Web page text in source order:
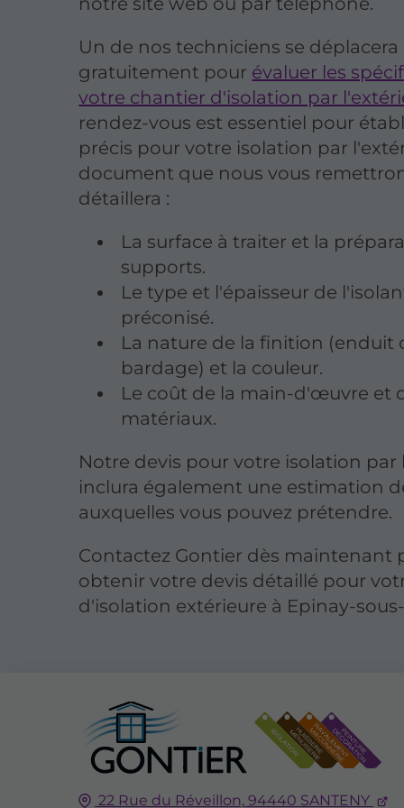
Un de nos techniciens se déplacera
gratuitement pour évaluer les
votre chantier d'isolation par
rendez-vous est essentiel pour
précis pour votre isolation par
document que nous vous
détaillera :
La surface à traiter et la
supports.
Le type et l'épaisseur de
préconisé.
La nature de la finition (enduit
bardage) et la couleur.
Le coût de la main-d'œuvre et
matériaux.
Notre devis pour votre isolation par
inclura également une estimation
auxquelles vous pouvez prétendre.
Contactez Gontier dès maintenant
obtenir votre devis détaillé pour
d'isolation extérieure à Epinay-
22 Rue du Réveillon, 94440 SANTENY